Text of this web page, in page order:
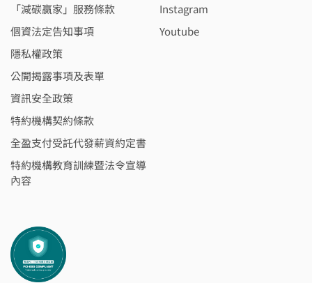
「減碳贏家」服務條款
個資法定告知事項
隱私權政策
公開揭露事項及表單
資訊安全政策
特約機構契約條款
全盈支付受託代發薪資約定書
特約機構教育訓練暨法令宣導
內容
Instagram
Youtube